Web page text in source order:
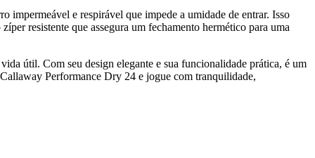
impermeável e respirável que impede a umidade de entrar. Isso
resistente que assegura um fechamento hermético para uma
útil. Com seu design elegante e sua funcionalidade prática, é um
Performance Dry 24 e jogue com tranquilidade,